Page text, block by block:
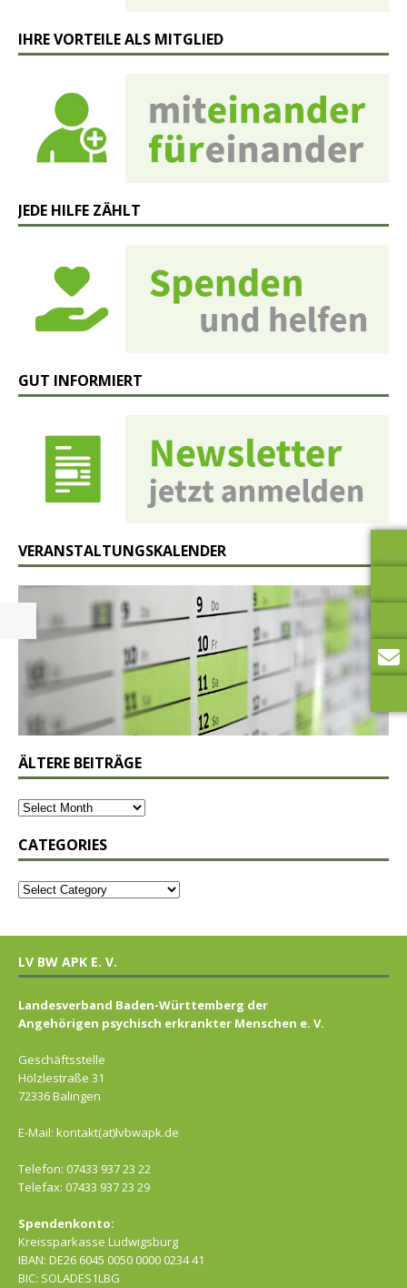
IHRE VORTEILE ALS MITGLIED
JEDE HILFE ZÄHLT
GUT INFORMIERT
VERANSTALTUNGSKALENDER
ÄLTERE BEITRÄGE
CATEGORIES
LV BW APK E. V.
Landesverband Baden-Württemberg der
Angehörigen psychisch erkrankter Menschen e. V.
Geschäftsstelle
Hölzlestraße 31
72336 Balingen
E-Mail: kontakt(at)lvbwapk.de
Telefon: 07433 937 23 22
Telefax: 07433 937 23 29
Spendenkonto:
Kreissparkasse Ludwigsburg
IBAN: DE26 6045 0050 0000 0234 41
BIC: SOLADES1LBG